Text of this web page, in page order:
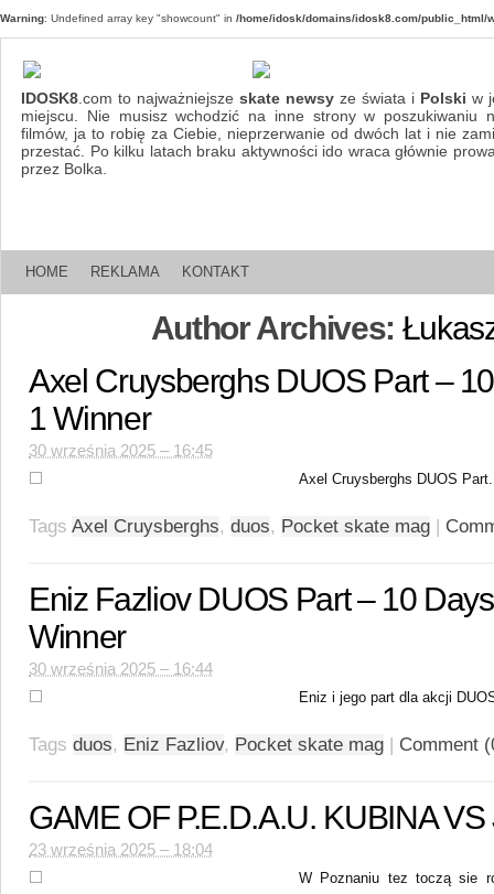
Warning: Undefined array key "showcount" in /home/idosk/domains/idosk8.com/public_html/
IDOSK8 .com to najważniejsze skate newsy ze świata i Polski w
miejscu. Nie musisz wchodzić na inne strony w poszukiwaniu
filmów, ja to robię za Ciebie, nieprzerwanie od dwóch lat i nie
przestać. Po kilku latach braku aktywności ido wraca głównie
przez Bolka.
HOME REKLAMA KONTAKT
Author Archives:
Axel Cruysberghs DUOS Part –
1 Winner
30 września 2025 – 16:45
Axel Cruysberghs DUOS Part.
Tags Axel Cruysberghs, duos, Pocket skate mag |
Eniz Fazliov DUOS Part – 10
Winner
30 września 2025 – 16:44
Eniz i jego part dla akcji
Tags duos, Eniz Fazliov, Pocket skate mag | Comment
GAME OF P.E.D.A.U. KUBINA
23 września 2025 – 18:04
W Poznaniu tez toczą sie